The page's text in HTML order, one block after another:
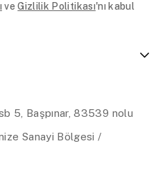
veGizlilik Politikası'nı kabul
5, Başpınar, 83539 nolu
Sanayi Bölgesi /